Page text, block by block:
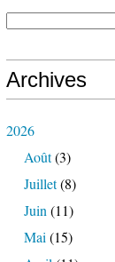
Archives
2026
Août(3)
Juillet(8)
Juin (11)
Mai (15)